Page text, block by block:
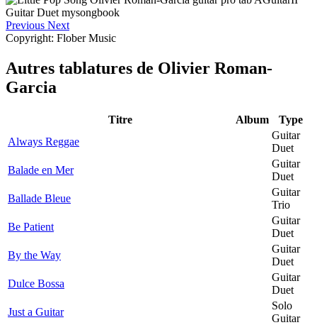
Previous Next
Copyright: Flober Music
Autres tablatures de Olivier Roman-
Garcia
Titre Album
Type
Always Reggae
Guitar
Duet
Balade en Mer
Guitar
Duet
Ballade Bleue
Guitar
Trio
Be Patient
Guitar
Duet
By the Way
Guitar
Duet
Dulce Bossa
Guitar
Duet
Just a Guitar
Solo
Guitar